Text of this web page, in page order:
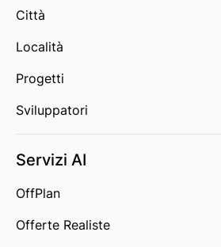
Città
Località
Progetti
Sviluppatori
Servizi AI
OffPlan
Offerte Realiste